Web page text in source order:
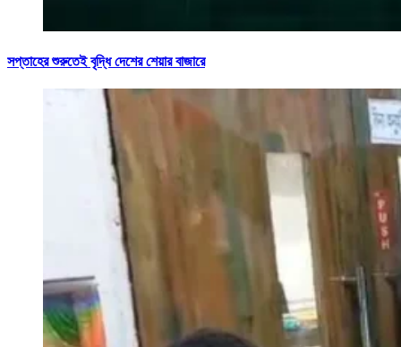
সপ্তাহের শুরুতেই বৃদ্ধি দেশের শেয়ার বাজারে